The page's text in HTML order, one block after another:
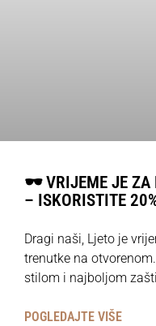
🕶️ VRIJEME JE ZA
– ISKORISTITE
Dragi naši, Ljeto je
trenutke na
stilom i najboljom
POGLEDAJTE VIŠE